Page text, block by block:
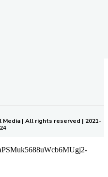
Media | All rights reserved | 2021-